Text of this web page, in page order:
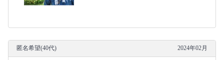
匿名希望(40代) 2024年02月